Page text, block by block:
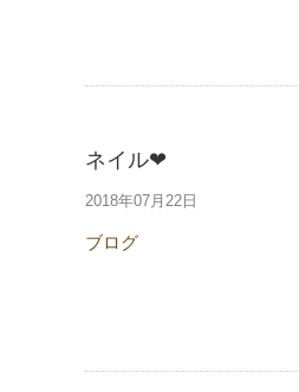
ネイル❤︎
2018年07月22日
ブログ